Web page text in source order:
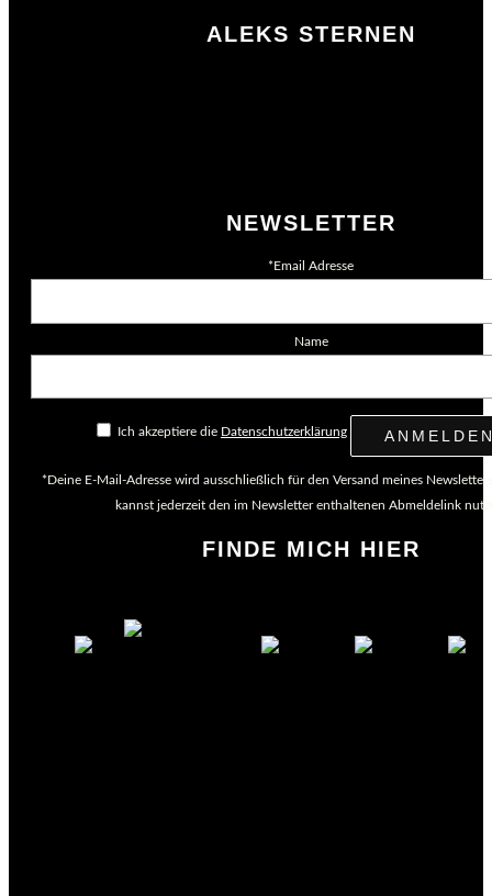
ALEKS STERNEN
NEWSLETTER
*Email Adresse
Name
Ich akzeptiere die Datenschutzerklärung
*Deine E-Mail-Adresse wird ausschließlich für den Versand meines
kannst jederzeit den im Newsletter enthaltenen Abmeldelink
FINDE MICH HIER